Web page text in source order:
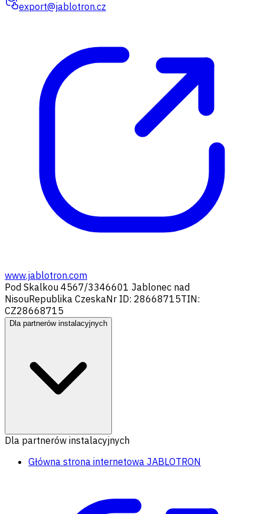
export@jablotron.cz
www.jablotron.com
Pod Skalkou 4567/3346601 Jablonec nad
NisouRepublika CzeskaNr ID: 28668715TIN:
CZ28668715
Dla partnerów instalacyjnych
Dla partnerów instalacyjnych
Główna strona internetowa JABLOTRON